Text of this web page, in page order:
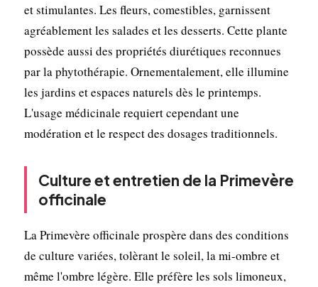
et stimulantes. Les fleurs, comestibles, garnissent
agréablement les salades et les desserts. Cette plante
possède aussi des propriétés diurétiques reconnues
par la phytothérapie. Ornementalement, elle illumine
les jardins et espaces naturels dès le printemps.
L'usage médicinale requiert cependant une
modération et le respect des dosages traditionnels.
Culture et entretien de la Primevère
officinale
La Primevère officinale prospère dans des conditions
de culture variées, tolèrant le soleil, la mi-ombre et
même l'ombre légère. Elle préfère les sols limoneux,